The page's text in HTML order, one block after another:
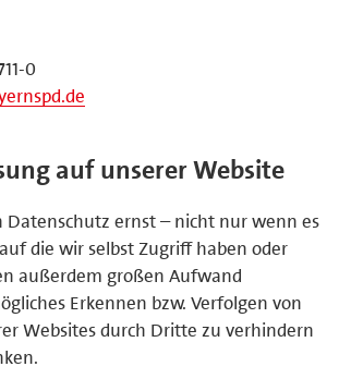
0
auf unserer Website
ernst – nicht nur wenn es
die wir selbst Zugriff haben oder
außerdem großen Aufwand
Erkennen bzw. Verfolgen von
Websites durch Dritte zu verhindern